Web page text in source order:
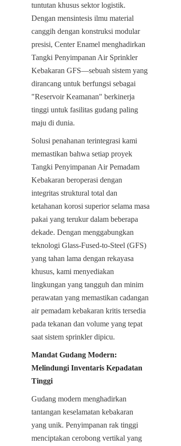
tuntutan khusus sektor logistik.
Dengan mensintesis ilmu material
canggih dengan konstruksi modular
presisi, Center Enamel menghadirkan
Tangki Penyimpanan Air Sprinkler
Kebakaran GFS—sebuah sistem yang
dirancang untuk berfungsi sebagai
"Reservoir Keamanan" berkinerja
tinggi untuk fasilitas gudang paling
maju di dunia.
Solusi penahanan terintegrasi kami
memastikan bahwa setiap proyek
Tangki Penyimpanan Air Pemadam
Kebakaran beroperasi dengan
integritas struktural total dan
ketahanan korosi superior selama masa
pakai yang terukur dalam beberapa
dekade. Dengan menggabungkan
teknologi Glass-Fused-to-Steel (GFS)
yang tahan lama dengan rekayasa
khusus, kami menyediakan
lingkungan yang tangguh dan minim
perawatan yang memastikan cadangan
air pemadam kebakaran kritis tersedia
pada tekanan dan volume yang tepat
saat sistem sprinkler dipicu.
Mandat Gudang Modern:
Melindungi Inventaris Kepadatan
Tinggi
Gudang modern menghadirkan
tantangan keselamatan kebakaran
yang unik. Penyimpanan rak tinggi
menciptakan cerobong vertikal yang